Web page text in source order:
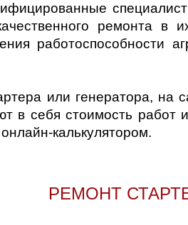
ремонта в
работоспособности
или генератора,
в себя стоимость
калькулятором.
РЕМОНТ